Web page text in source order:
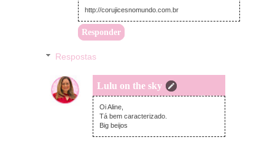
http://corujicesnomundo.com.br
Responder
Respostas
Lulu on the sky
segunda-feira, agosto 25, 2014
Oi Aline,
Tá bem caracterizado.
Big beijos